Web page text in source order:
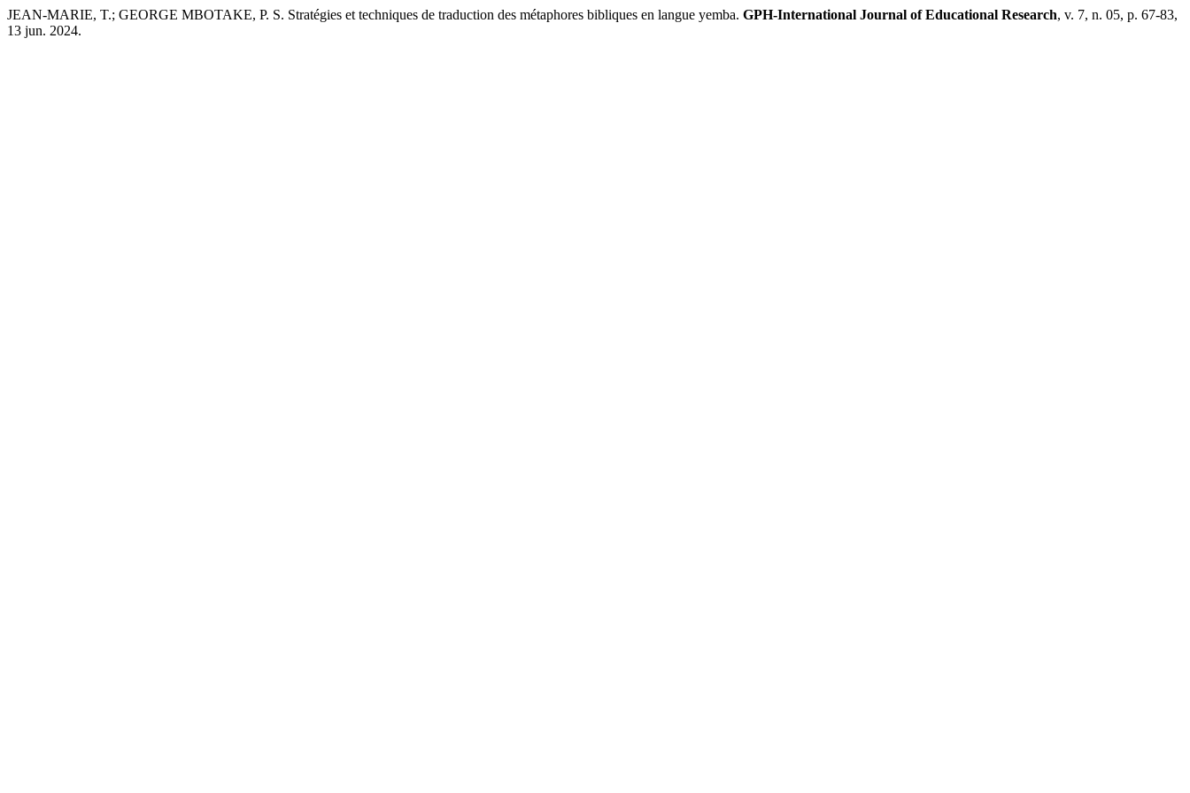
JEAN-MARIE, T.; GEORGE MBOTAKE, P. S. Stratégies et techniques de traduction des métaphores bibliques en langue yemba. GPH-International Journal of Educational Research, v. 7, n. 05, p. 67-83,
13 jun. 2024.